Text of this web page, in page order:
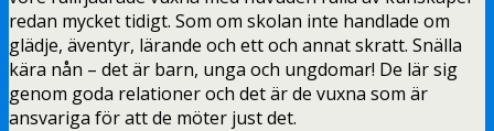
redan mycket tidigt. Som om skolan inte handlade om
glädje, äventyr, lärande och ett och annat skratt. Snälla
kära nån – det är barn, unga och ungdomar! De lär sig
genom goda relationer och det är de vuxna som är
ansvariga för att de möter just det.